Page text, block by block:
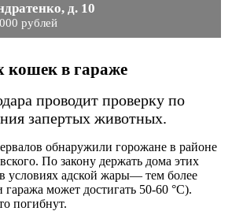
д. 10
рублей
кошек в гараже
проводит проверку по
запертых животных.
обнаружили горожане в районе
По закону держать дома этих
условиях адской жары— тем более
гаража может достигать 50-60 °С).
погибнут.